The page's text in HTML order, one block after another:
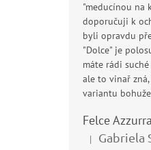
"meducínou na
doporučuji k
byli opravdu
"Dolce" je
máte rádi
ale to vinař
variantu
Hodnocení
| Gabriela